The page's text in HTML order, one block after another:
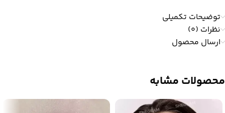
توضیحات تکمیلی
نظرات (0)
ارسال محصول
محصولات مشابه